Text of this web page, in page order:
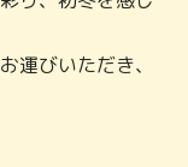
運びいただき、